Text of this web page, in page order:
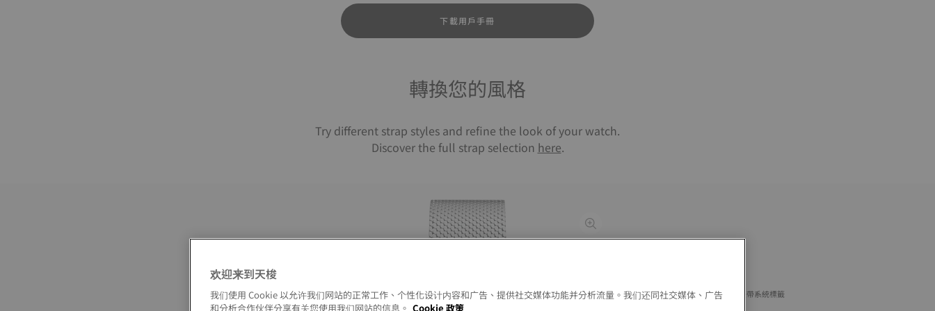
下載用戶手冊
轉換您的風格
Try different strap styles and refine the look of your watch.
Discover the full strap selection here.
灰色 可互換式錶帶系統標籤
欢迎来到天梭
我们使用 Cookie 以允许我们网站的正常工作、个性化设计内容和广告、提供社交媒体功能并分析流量。我们还同社交媒体、广告
和分析合作伙伴分享有关您使用我们网站的信息。 Cookie 政策